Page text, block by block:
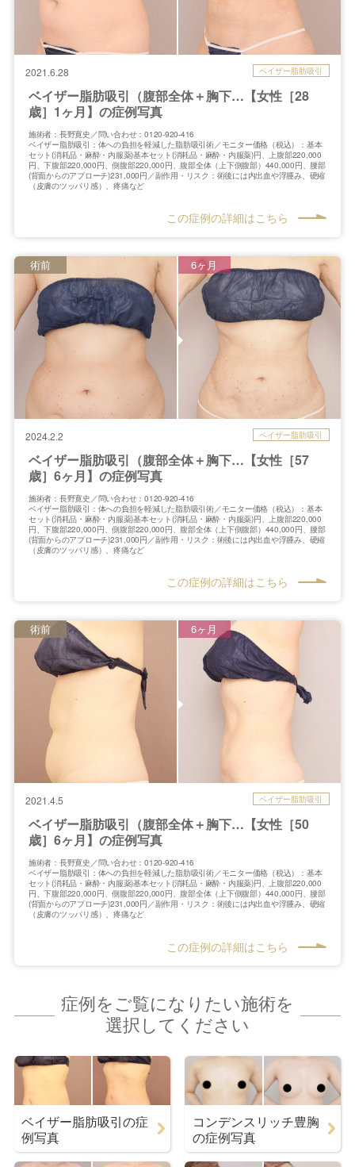
2021.6.28 ベイザー脂肪吸引
ベイザー脂肪吸引（腹部全体＋胸下…【女性［28
歳］1ヶ月】の症例写真
施術者：長野寛史／問い合わせ：0120-920-416
ベイザー脂肪吸引：体への負担を軽減した脂肪吸引術／モニター価格（税込）：基本
セット(消耗品・麻酔・内服薬)基本セット(消耗品・麻酔・内服薬)円、上腹部220,000
円、下腹部220,000円、側腹部220,000円、腹部全体（上下側腹部）440,000円、腰部
(背面からのアプローチ)231,000円／副作用・リスク：術後には内出血や浮腫み、硬縮
（皮膚のツッパリ感）、疼痛など
この症例の詳細はこちら
2024.2.2 ベイザー脂肪吸引
ベイザー脂肪吸引（腹部全体＋胸下…【女性［57
歳］6ヶ月】の症例写真
術前 6ヶ月
施術者：長野寛史／問い合わせ：0120-920-416
ベイザー脂肪吸引：体への負担を軽減した脂肪吸引術／モニター価格（税込）：基本
セット(消耗品・麻酔・内服薬)基本セット(消耗品・麻酔・内服薬)円、上腹部220,000
円、下腹部220,000円、側腹部220,000円、腹部全体（上下側腹部）440,000円、腰部
(背面からのアプローチ)231,000円／副作用・リスク：術後には内出血や浮腫み、硬縮
（皮膚のツッパリ感）、疼痛など
この症例の詳細はこちら
2021.4.5 ベイザー脂肪吸引
ベイザー脂肪吸引（腹部全体＋胸下…【女性［50
歳］6ヶ月】の症例写真
術前 6ヶ月
施術者：長野寛史／問い合わせ：0120-920-416
ベイザー脂肪吸引：体への負担を軽減した脂肪吸引術／モニター価格（税込）：基本
セット(消耗品・麻酔・内服薬)基本セット(消耗品・麻酔・内服薬)円、上腹部220,000
円、下腹部220,000円、側腹部220,000円、腹部全体（上下側腹部）440,000円、腰部
(背面からのアプローチ)231,000円／副作用・リスク：術後には内出血や浮腫み、硬縮
（皮膚のツッパリ感）、疼痛など
この症例の詳細はこちら
症例をご覧になりたい施術を
選択してください
ベイザー脂肪吸引の症
例写真
コンデンスリッチ豊胸
の症例写真